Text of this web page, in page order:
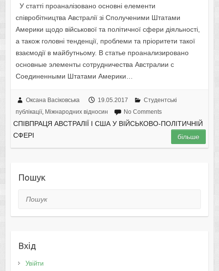
У статті проаналізовано основні елементи
співробітництва Австралії зі Сполученими Штатами
Америки щодо військової та політичної сфери діяльності,
а також головні тенденції, проблеми та пріоритети такої
взаємодії в майбутньому. В статье проанализировано
основные элементы сотрудничества Австралии с
Соединенными Штатами Америки…
Оксана Васіковська 19.05.2017
Студентські
публікації, Міжнародних відносин No Comments
СПІВПРАЦЯ АВСТРАЛІЇ І США У ВІЙСЬКОВО-ПОЛІТИЧНІЙ
СФЕРІ
більше
Пошук
Пошук
Вхід
Увійти